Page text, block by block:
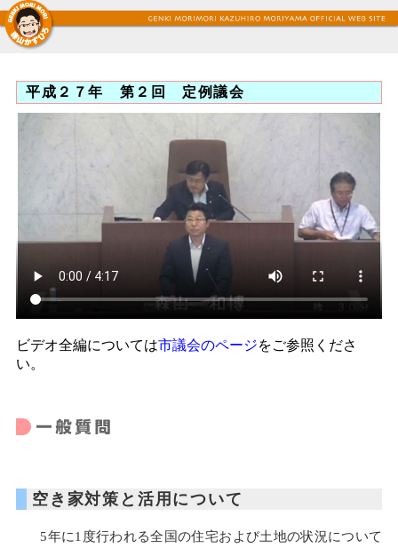
平成２７年 第２回 定例議会
ビデオ全編については市議会のページをご参照くださ
い。
空き家対策と活用について
5年に1度行われる全国の住宅および土地の状況について